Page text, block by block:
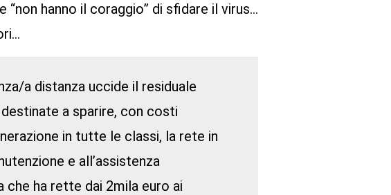
hanno il coraggio” di sfidare il virus…
a distanza uccide il residuale
a sparire, con costi
in tutte le classi, la rete in
e all’assistenza
che ha rette dai 2mila euro ai